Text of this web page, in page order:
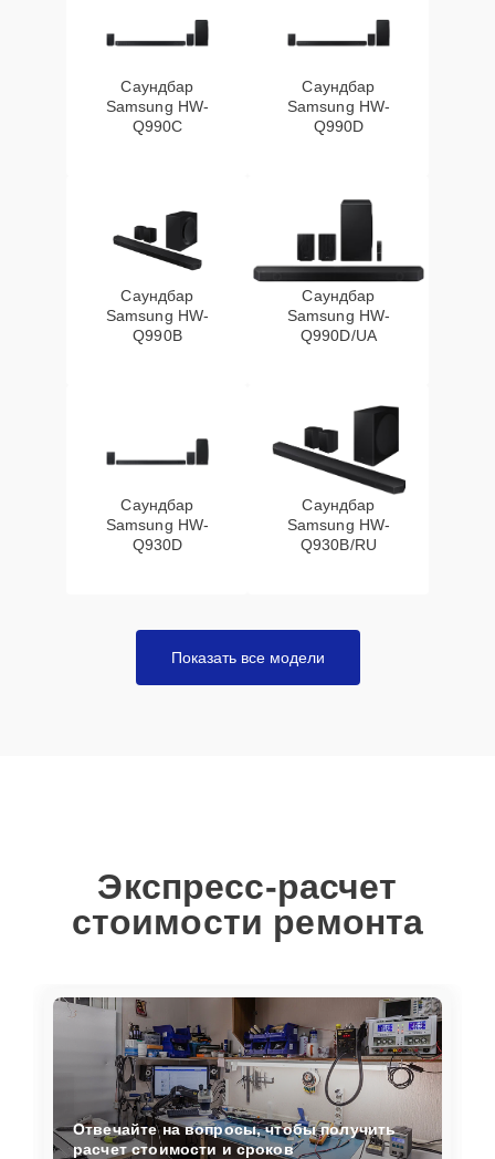
Саундбар
Samsung HW-
Q990C
Саундбар
Samsung HW-
Q990D
Саундбар
Samsung HW-
Q990B
Саундбар
Samsung HW-
Q990D/UA
Саундбар
Samsung HW-
Q930D
Саундбар
Samsung HW-
Q930B/RU
Показать все модели
Экспресс-расчет
стоимости ремонта
Отвечайте на вопросы, чтобы получить
расчет стоимости и сроков